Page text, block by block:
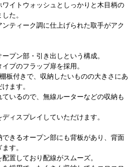
イトウォッシュとしっかりと木目柄の
た。
ティーク調に仕上げられた取手がアク
プン部・引き出しという構成。
プのフラップ扉を採用。
板付きで、収納したいものの大きさにあ
ます。
いるので、無線ルーターなどの収納も
ィスプレイしていただけます。
きるオープン部にも背板があり、背面
す。
置しており配線がスムーズ。